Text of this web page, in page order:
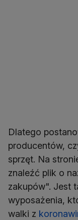
Dlatego
producentów,
sprzęt. Na
znaleźć plik o
zakupów". Jest
wyposażenia,
walki z